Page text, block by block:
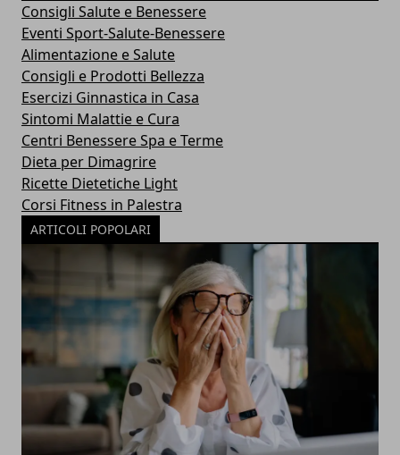
Consigli Salute e Benessere
Eventi Sport-Salute-Benessere
Alimentazione e Salute
Consigli e Prodotti Bellezza
Esercizi Ginnastica in Casa
Sintomi Malattie e Cura
Centri Benessere Spa e Terme
Dieta per Dimagrire
Ricette Dietetiche Light
Corsi Fitness in Palestra
ARTICOLI POPOLARI